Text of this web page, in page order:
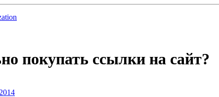
покупать ссылки на сайт?